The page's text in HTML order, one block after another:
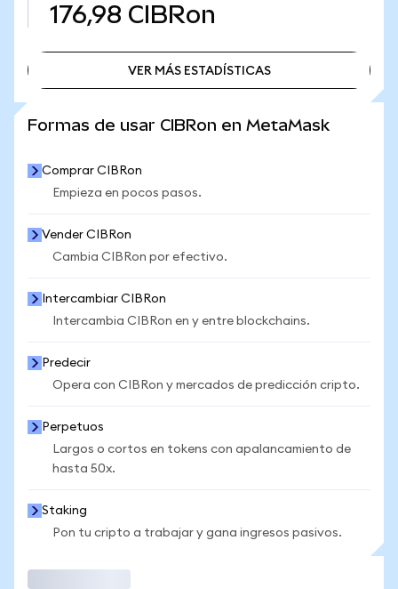
176,98 CIBRon
VER MÁS ESTADÍSTICAS
Formas de usar CIBRon en MetaMask
Comprar CIBRon
Empieza en pocos pasos.
Vender CIBRon
Cambia CIBRon por efectivo.
Intercambiar CIBRon
Intercambia CIBRon en y entre blockchains.
Predecir
Opera con CIBRon y mercados de predicción cripto.
Perpetuos
Largos o cortos en tokens con apalancamiento de
hasta 50x.
Staking
Pon tu cripto a trabajar y gana ingresos pasivos.